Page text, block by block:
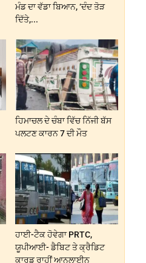
ਮੰਡ ਦਾ ਵੱਡਾ ਬਿਆਨ, ‘ਦੰਦ ਤੋੜ
ਦਿੱਤੇ,...
ਹਿਮਾਚਲ ਦੇ ਚੰਬਾ ਵਿੱਚ ਨਿੱਜੀ ਬੱਸ
ਪਲਟਣ ਕਾਰਨ 7 ਦੀ ਮੌਤ
ਹਾਈ-ਟੈਕ ਹੋਵੇਗਾ PRTC,
ਯੂਪੀਆਈ- ਡੈਬਿਟ ਤੇ ਕ੍ਰੈਡਿਟ
ਕਾਰਡ ਰਾਹੀਂ ਆਨਲਾਈਨ